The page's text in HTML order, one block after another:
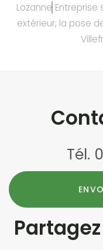
Lozanne
extérieur, la pose
Tél.